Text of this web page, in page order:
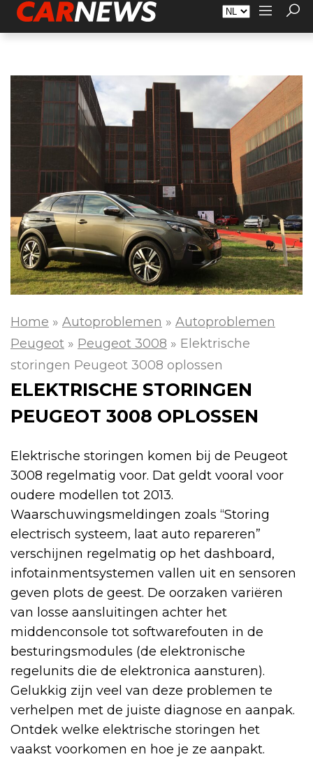
Adverteren Over Carnews.nl Contact
Home » Autoproblemen » Autoproblemen
Peugeot » Peugeot 3008 » Elektrische
storingen Peugeot 3008 oplossen
ELEKTRISCHE STORINGEN
PEUGEOT 3008 OPLOSSEN
Elektrische storingen komen bij de Peugeot
3008 regelmatig voor. Dat geldt vooral voor
oudere modellen tot 2013.
Waarschuwingsmeldingen zoals “Storing
electrisch systeem, laat auto repareren”
verschijnen regelmatig op het dashboard,
infotainmentsystemen vallen uit en sensoren
geven plots de geest. De oorzaken variëren
van losse aansluitingen achter het
middenconsole tot softwarefouten in de
besturingsmodules (de elektronische
regelunits die de elektronica aansturen).
Gelukkig zijn veel van deze problemen te
verhelpen met de juiste diagnose en aanpak.
Ontdek welke elektrische storingen het
vaakst voorkomen en hoe je ze aanpakt.